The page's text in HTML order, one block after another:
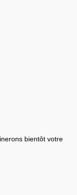
bientôt votre